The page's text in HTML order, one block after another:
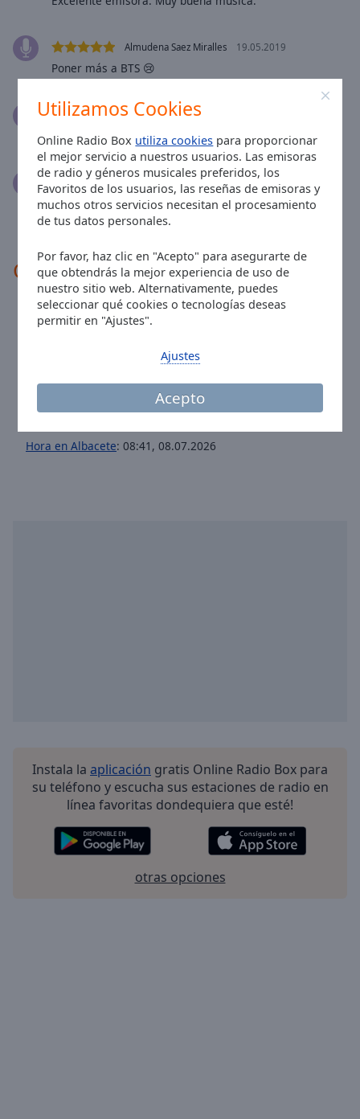
Utilizamos Cookies
Online Radio Box utiliza cookies para proporcionar
el mejor servicio a nuestros usuarios. Las emisoras
de radio y géneros musicales preferidos, los
Favoritos de los usuarios, las reseñas de emisoras y
muchos otros servicios necesitan el procesamiento
de tus datos personales.
Por favor, haz clic en "Acepto" para asegurarte de
que obtendrás la mejor experiencia de uso de
nuestro sitio web. Alternativamente, puedes
seleccionar qué cookies o tecnologías deseas
permitir en "Ajustes".
Acepto
Ajustes
Modal
Dialog
End
dialog
window.
Almudena Saez Miralles 19.05.2019
Poner más a BTS 😢
Miguel Andrés Villada
Gran cadena, emisoras así, merecen la pena
Maria Prieto 05.09.2018
Un temon la de noche de estrellas seguir en ese
linea!!!!😆😆😆
Contactos de la emisora
Teléfono:
+34 692 95 09 50
Info@ab95fm.com
Hora en Albacete: 08:41 , 08.07.2026
Instala la aplicación gratis Online Radio Box para
su teléfono y escucha sus estaciones de radio en
línea favoritas dondequiera que esté!
otras opciones